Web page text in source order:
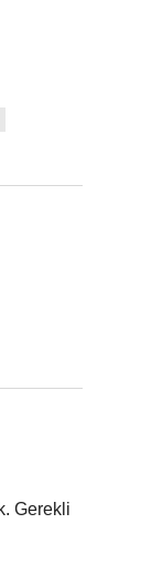
Gerekli